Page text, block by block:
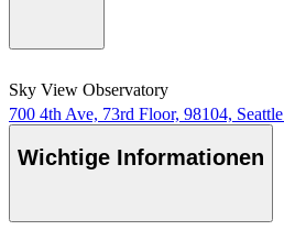
Sky View Observatory
700 4th Ave, 73rd Floor, 98104, Seattle
Wichtige Informationen